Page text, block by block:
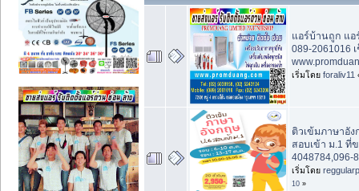
แอร์บ้านถูก แอ
089-2061016
เริ่มโดย foraliv11
ติวเข้มภาษาอัง
สอบเข้า ม.1 ที่
4048784,096-
เริ่มโดย
10 »